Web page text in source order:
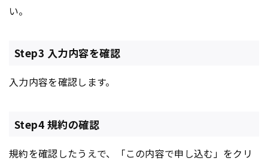
い。
Step3 入力内容を確認
入力内容を確認します。
Step4 規約の確認
規約を確認したうえで、「この内容で申し込む」をクリ